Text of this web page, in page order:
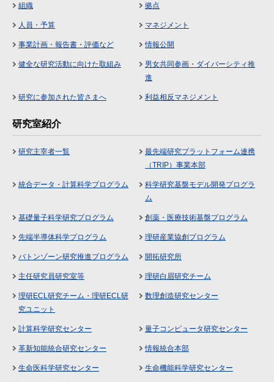
組織 拠点
人員・予算 マネジメント
事業計画・報告書・評価など 情報公開
健全な研究活動に向けた取組み
男女共同参画・ダイバーシティ推
進
研究に参加された皆さまへ 利益相反マネジメント
研究室紹介
研究主宰者一覧
最先端研究プラットフォーム連携
（TRIP）事業本部
統合データ・計算科学プログラム
科学研究基盤モデル開発プログラ
ム
基礎量子科学研究プログラム 創薬・医療技術基盤プログラム
先端半導体科学プログラム 理研産業協創プログラム
バトンゾーン研究推進プログラム 開拓研究所
主任研究員研究室等 理研白眉研究チーム
理研ECL研究チーム・理研ECL研
究ユニット
数理創造研究センター
計算科学研究センター 量子コンピュータ研究センター
革新知能統合研究センター 情報統合本部
生命医科学研究センター 生命機能科学研究センター